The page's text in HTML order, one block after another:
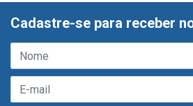
Cadastre-se para receber